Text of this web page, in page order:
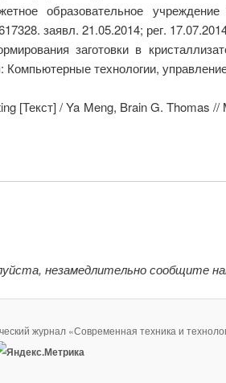
образовательное
заявл. 21.05.2014; рег.
заготовки в
Компьютерные технологии,
[Текст] / Ya Meng, Brain G. Thomas
незамедлительно сообщите
журнал «Современная техника и